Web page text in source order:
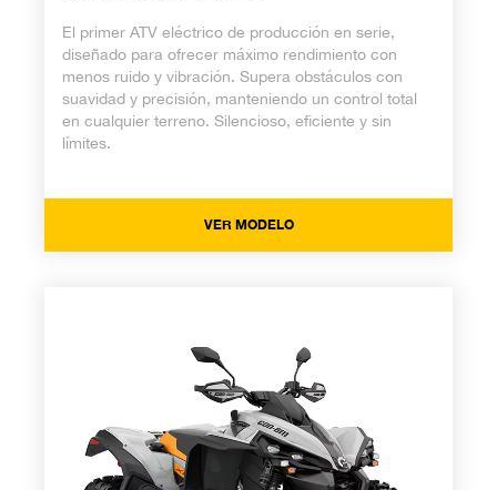
El primer ATV eléctrico de producción en serie,
diseñado para ofrecer máximo rendimiento con
menos ruido y vibración. Supera obstáculos con
suavidad y precisión, manteniendo un control total
en cualquier terreno. Silencioso, eficiente y sin
límites.
VER MODELO